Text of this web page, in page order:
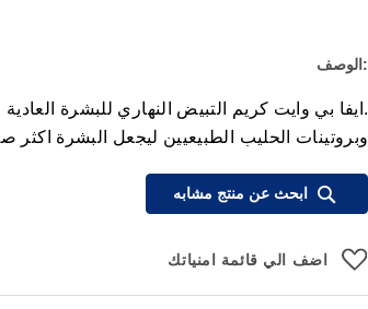
:الوصف
.ايفا بي وايت كريم التبيض النهاري للبشرة
وبروتينات الحليب الطبيعيين ليجعل البشرة اكثر
ابحث عن منتج مشابه
اضف الي قائمة امنياتك